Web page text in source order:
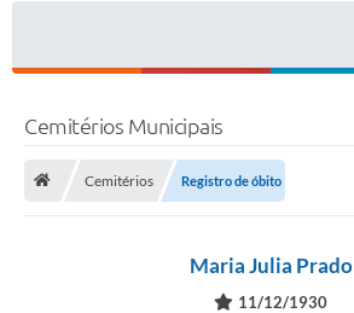
Cemitérios Municipais
Cemitérios Registro de óbito
Maria Julia Prado
11/12/1930